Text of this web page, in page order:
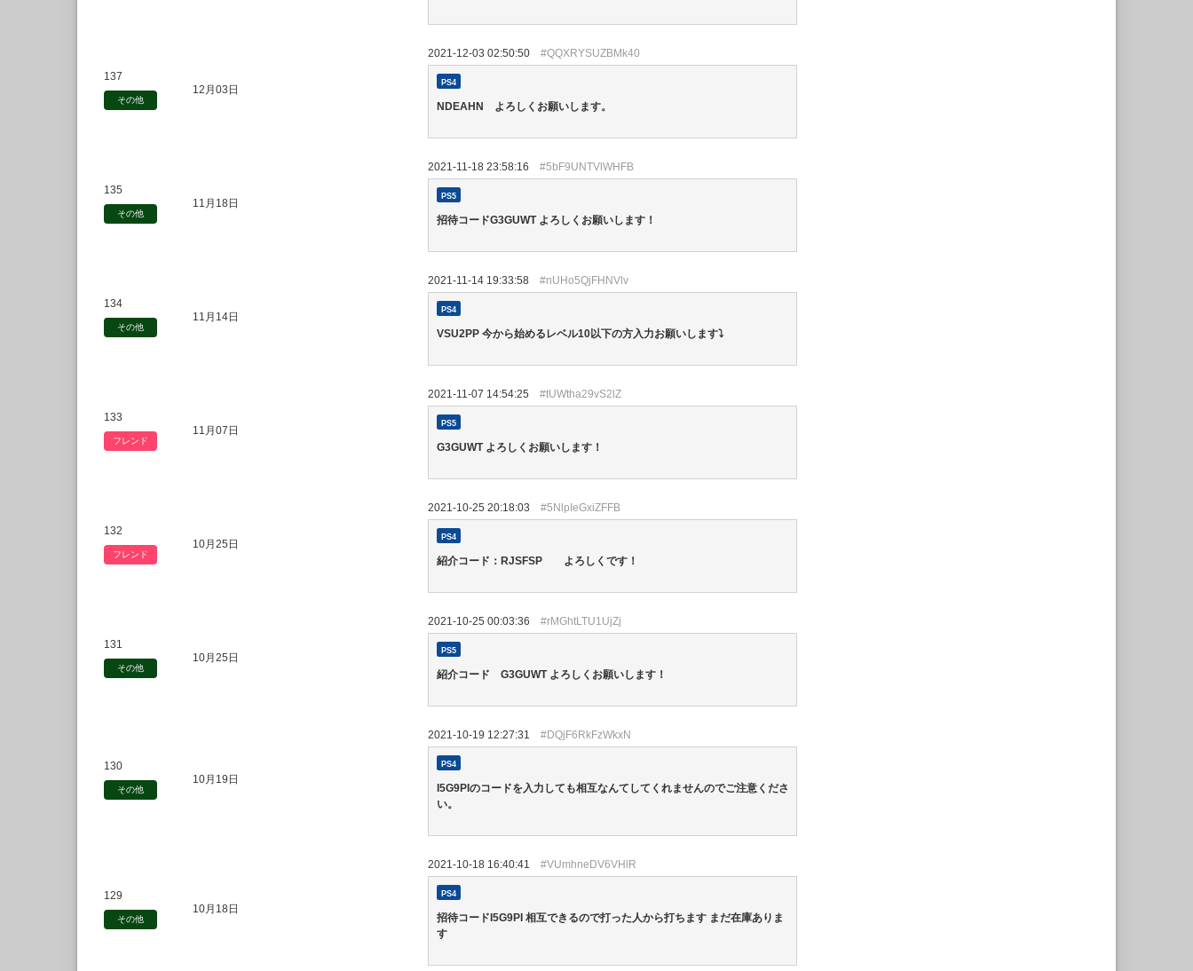
137
その他
12月03日
2021-12-03 02:50:50 #QQXRYSUZBMk40
PS4
NDEAHN よろしくお願いします。
135
その他
11月18日
2021-11-18 23:58:16 #5bF9UNTVlWHFB
PS5
招待コードG3GUWT よろしくお願いします！
134
その他
11月14日
2021-11-14 19:33:58 #nUHo5QjFHNVlv
PS4
VSU2PP 今から始めるレベル10以下の方入力お願いします⤵️
133
フレンド
11月07日
2021-11-07 14:54:25 #tUWtha29vS2lZ
PS5
G3GUWT よろしくお願いします！
132
フレンド
10月25日
2021-10-25 20:18:03 #5NlpIeGxiZFFB
PS4
紹介コード：RJSFSP よろしくです！
131
その他
10月25日
2021-10-25 00:03:36 #rMGhtLTU1UjZj
PS5
紹介コード G3GUWT よろしくお願いします！
130
その他
10月19日
2021-10-19 12:27:31 #DQjF6RkFzWkxN
PS4
I5G9PIのコードを入力しても相互なんてしてくれませんのでご注意くださ
い。
129
その他
10月18日
2021-10-18 16:40:41 #VUmhneDV6VHlR
PS4
招待コードI5G9PI 相互できるので打った人から打ちます まだ在庫ありま
す